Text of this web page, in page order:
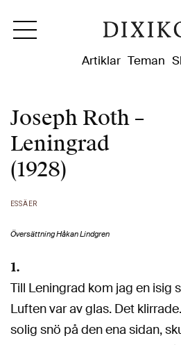
Artiklar Teman
Joseph Roth –
Leningrad
(1928)
ESSÄER
Översättning Håkan Lindgren
1.
Till Leningrad kom jag en isig
Luften var av glas. Det
solig snö på den ena sidan,